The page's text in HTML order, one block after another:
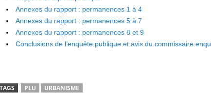
Annexes du rapport : permanences 1 à 4
Annexes du rapport : permanences 5 à 7
Annexes du rapport : permanences 8 et 9
Conclusions de l’enquête publique et avis du commissaire
TAGS PLU URBANISME